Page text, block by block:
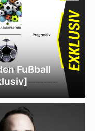
Fußball